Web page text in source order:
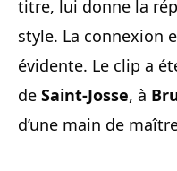
titre, lui donne la
style. La connexion
évidente. Le clip a
de Saint-Josse, à
d’une main de